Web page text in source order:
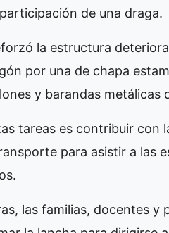
de una draga.
la estructura
por una de chapa
y barandas metálicas
tareas es contribuir con
para asistir a las
las familias, docentes y